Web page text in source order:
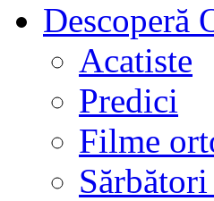
Descoperă
Acatiste
Predici
Filme